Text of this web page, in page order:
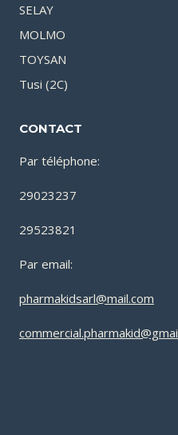
SELAY
MOLMO
TOYSAN
Tusi (2C)
CONTACT
Par téléphone:
29023237
29523821
Par email:
pharmakidsarl@mail.com